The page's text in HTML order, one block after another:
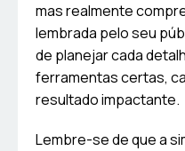
mas realmente
lembrada pelo seu
de planejar cada
ferramentas certas,
resultado impactante.
Lembre-se de que a